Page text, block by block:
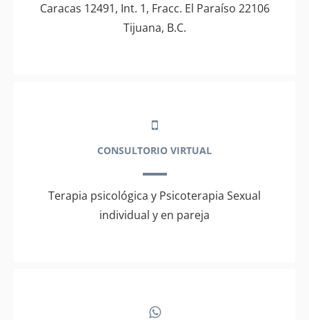
Caracas 12491, Int. 1, Fracc. El Paraíso 22106
Tijuana, B.C.
CONSULTORIO VIRTUAL
Terapia psicológica y Psicoterapia Sexual
individual y en pareja